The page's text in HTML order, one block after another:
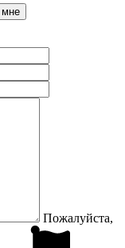
Пожалуйста,